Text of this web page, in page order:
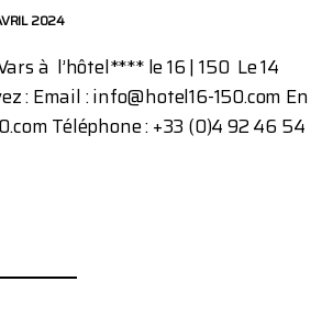
2024
à l’hôtel**** le 16 | 150 Le 14
: Email : info@hotel16-150.com En
Téléphone : +33 (0)4 92 46 54